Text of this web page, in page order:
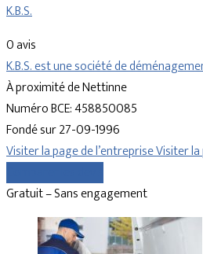
K.B.S.
0 avis
K.B.S. est une société de
À proximité de Nettinne
Numéro BCE: 458850085
Fondé sur 27-09-1996
Visiter la page de l’entrepriseVisiter
Gratuit – Sans engagement